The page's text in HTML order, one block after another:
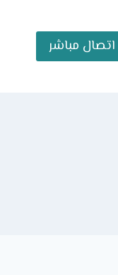
اتصال مباشر